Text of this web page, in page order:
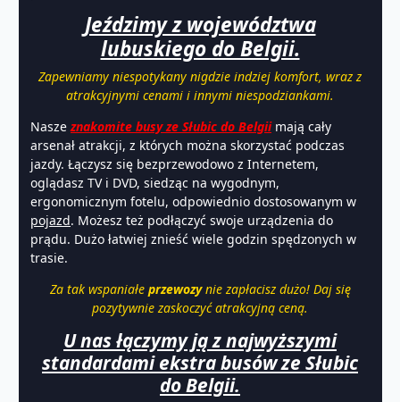
Jeździmy z województwa
lubuskiego do Belgii.
Zapewniamy niespotykany nigdzie indziej komfort, wraz z
atrakcyjnymi cenami i innymi niespodziankami.
Nasze znakomite busy ze Słubic do Belgiimają cały
arsenał atrakcji, z których można skorzystać podczas
jazdy. Łączysz się bezprzewodowo z Internetem,
oglądasz TV i DVD, siedząc na wygodnym,
ergonomicznym fotelu, odpowiednio dostosowanym w
pojazd. Możesz też podłączyć swoje urządzenia do
prądu. Dużo łatwiej znieść wiele godzin spędzonych w
trasie.
Za tak wspaniałe przewozynie zapłacisz dużo! Daj się
pozytywnie zaskoczyć atrakcyjną ceną.
U nas łączymy ją z najwyższymi
standardami ekstra busów ze Słubic
do Belgii.